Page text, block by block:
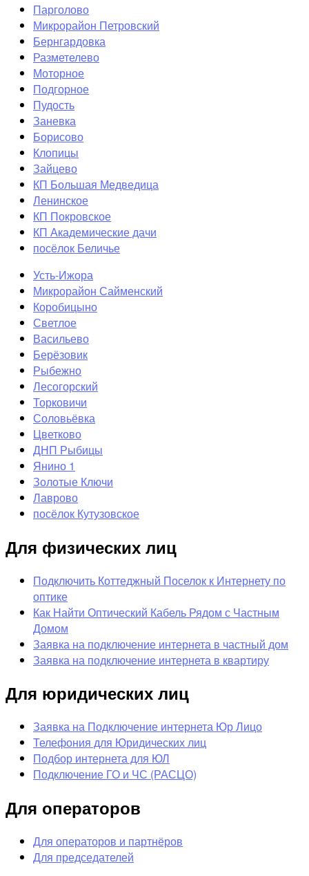
Парголово
Микрорайон Петровский
Бернгардовка
Разметелево
Моторное
Подгорное
Пудость
Заневка
Борисово
Клопицы
Зайцево
КП Большая Медведица
Ленинское
КП Покровское
КП Академические дачи
посёлок Беличье
Усть-Ижора
Микрорайон Сайменский
Коробицыно
Светлое
Васильево
Берёзовик
Рыбежно
Лесогорский
Торковичи
Соловьёвка
Цветково
ДНП Рыбицы
Янино 1
Золотые Ключи
Лаврово
посёлок Кутузовское
Для физических лиц
Подключить Коттеджный Поселок к Интернету по
оптике
Как Найти Оптический Кабель Рядом с Частным
Домом
Заявка на подключение интернета в частный дом
Заявка на подключение интернета в квартиру
Для юридических лиц
Заявка на Подключение интернета Юр Лицо
Телефония для Юридических лиц
Подбор интернета для ЮЛ
Подключение ГО и ЧС (РАСЦО)
Для операторов
Для операторов и партнёров
Для председателей